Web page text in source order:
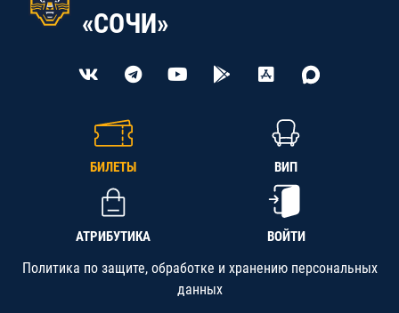
«СОЧИ»
БИЛЕТЫ ВИП
АТРИБУТИКА ВОЙТИ
Политика по защите, обработке и хранению персональных
данных